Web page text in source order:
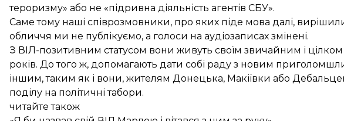
тероризму» або не «підривна діяльність агентів СБУ».
Саме тому наші співрозмовники, про яких піде мова далі, вирішили
обличчя ми не публікуємо, а голоси на аудіозаписах змінені.
З ВІЛ-позитивним статусом вони живуть своїм звичайним і
років. До того ж, допомагають дати собі раду з новим
іншим, таким як і вони, жителям Донецька, Макіївки або
поділу на політичні табори.
читайте також